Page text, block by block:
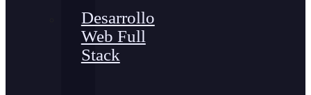
Desarrollo
Web Full
Stack